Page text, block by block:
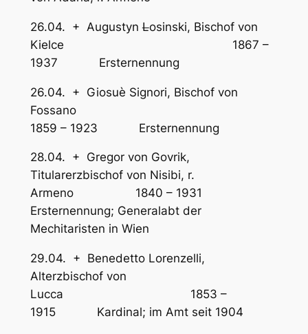
26.04. + AugustynLosinski, Bischof von
Kielce 1867 –
1937 Ersternennung
26.04. + Giosuè Signori, Bischof von
Fossano
1859 – 1923 Ersternennung
28.04. + Gregor von Govrik,
Titularerzbischof von Nisibi, r.
Armeno 1840 – 1931
Ersternennung; Generalabt der
Mechitaristen in Wien
29.04. + Benedetto Lorenzelli,
Alterzbischof von
Lucca 1853 –
1915 Kardinal; im Amt seit 1904